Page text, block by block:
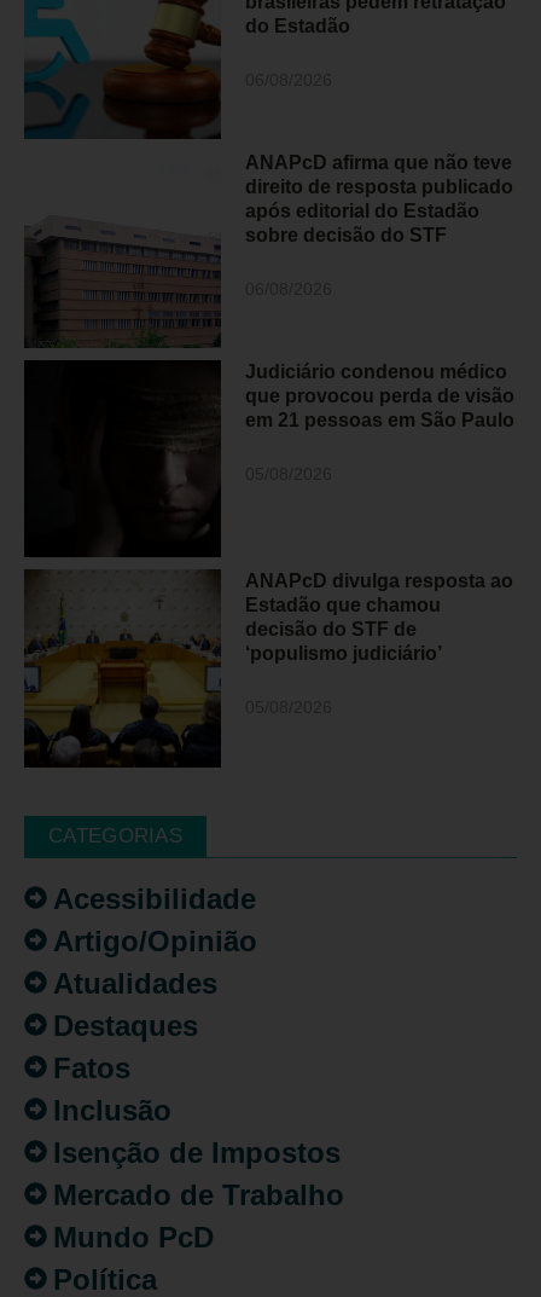
do Estadão
ANAPcD afirma que não teve
direito de resposta publicado
após editorial do Estadão
sobre decisão do STF
Judiciário condenou médico
que provocou perda de visão
em 21 pessoas em São Paulo
ANAPcD divulga resposta ao
Estadão que chamou
decisão do STF de
‘populismo judiciário’
CATEGORIAS
Acessibilidade
Artigo/Opinião
Atualidades
Destaques
Fatos
Inclusão
Isenção de Impostos
Mercado de Trabalho
Mundo PcD
Política